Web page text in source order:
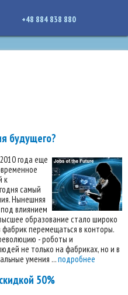
site-verification:
+48 884 838 880
будущего?
года еще
к
самый
Нынешняя
влиянием
образование стало широко
перемещаться в конторы.
- роботы и
не только на фабриках, но и в
умения ...подробнее
50%